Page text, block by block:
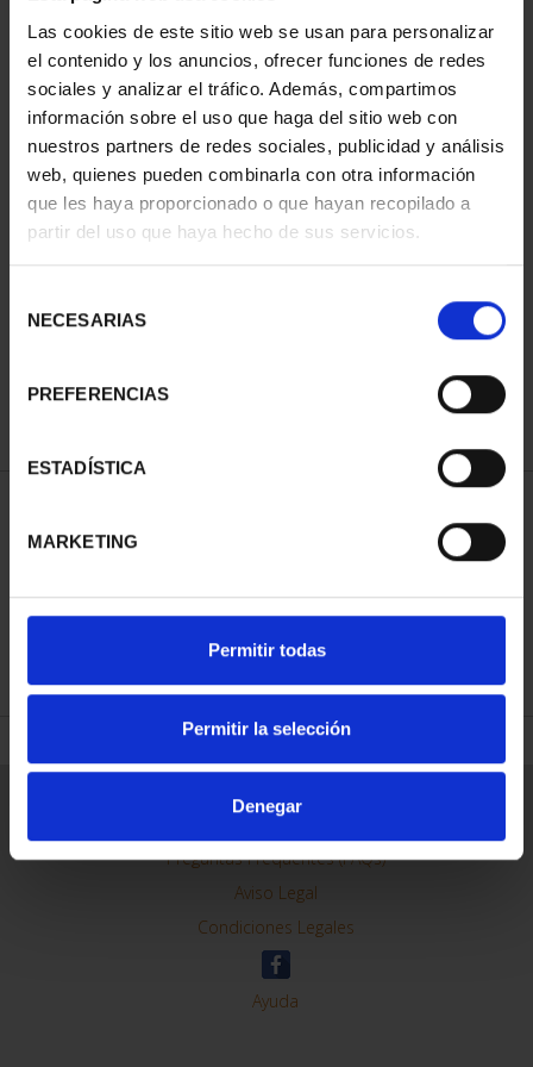
Las cookies de este sitio web se usan para personalizar
el contenido y los anuncios, ofrecer funciones de redes
sociales y analizar el tráfico. Además, compartimos
información sobre el uso que haga del sitio web con
nuestros partners de redes sociales, publicidad y análisis
web, quienes pueden combinarla con otra información
que les haya proporcionado o que hayan recopilado a
partir del uso que haya hecho de sus servicios.
NECESARIAS
PREFERENCIAS
ESTADÍSTICA
MARKETING
Permitir todas
Permitir la selección
Denegar
CAPITALES DE
PROVINCIA COLECCION
3.796,00 €
REFINAR
Información General
Contacto
Preguntas Frequentes (FAQs)
Aviso Legal
Condiciones Legales
Ayuda